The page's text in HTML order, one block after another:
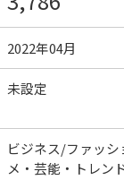
2022年04月
未設定
ビジネス/ファッ
メ・芸能・トレン